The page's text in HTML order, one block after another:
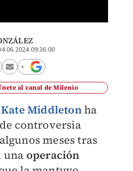
09:36:00
al canal de Milenio
Kate Middletonha
controversia
meses tras
una operación